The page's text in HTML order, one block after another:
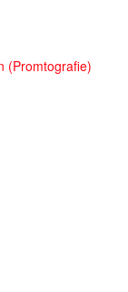
(Promtografie)